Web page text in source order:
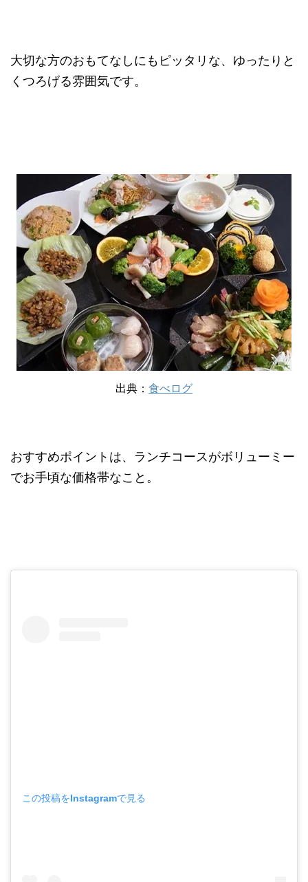
大切な方のおもてなしにもピッタリな、ゆったりと
くつろげる雰囲気です。
出典： 食べログ
おすすめポイントは、ランチコースがボリューミー
でお手頃な価格帯なこと。
この投稿をInstagramで見る